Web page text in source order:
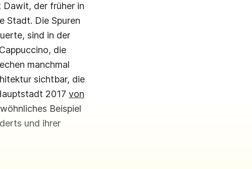
Dawit, der früher in
Stadt. Die Spuren
sind in der
die
manchmal
sichtbar, die
2017 von
Beispiel
und ihrer